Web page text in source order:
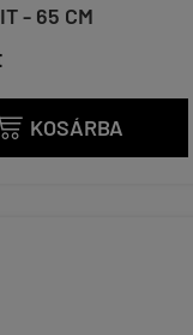
- 65 CM
 KOSÁRBA